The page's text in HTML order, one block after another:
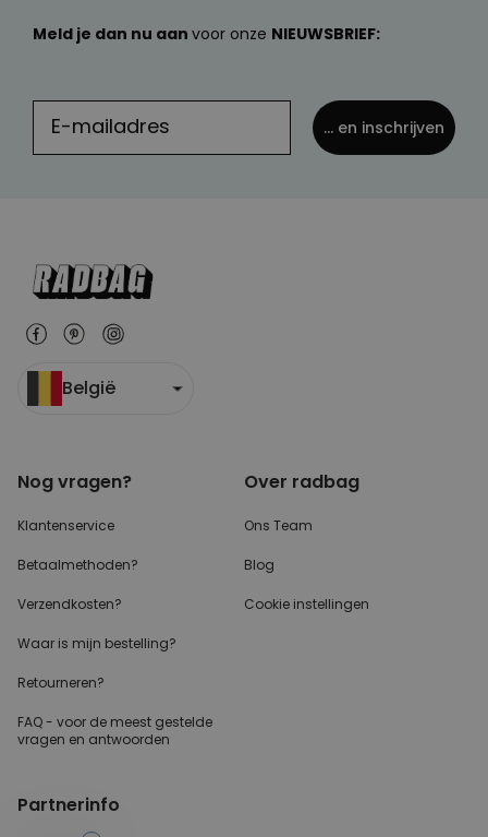
Meld je dan nu aan voor onze NIEUWSBRIEF:
... en inschrijven
België
Nog vragen?
Klantenservice
Betaalmethoden?
Verzendkosten?
Waar is mijn bestelling?
Retourneren?
FAQ - voor de meest gestelde
vragen en antwoorden
Over radbag
Ons Team
Blog
Cookie instellingen
Partnerinfo